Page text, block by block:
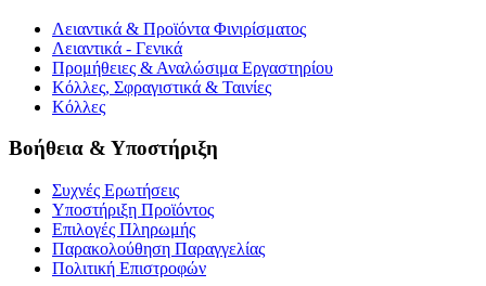
Λειαντικά & Προϊόντα Φινιρίσματος
Λειαντικά - Γενικά
Προμήθειες & Αναλώσιμα Εργαστηρίου
Κόλλες, Σφραγιστικά & Ταινίες
Κόλλες
Βοήθεια & Υποστήριξη
Συχνές Ερωτήσεις
Υποστήριξη Προϊόντος
Επιλογές Πληρωμής
Παρακολούθηση Παραγγελίας
Πολιτική Επιστροφών